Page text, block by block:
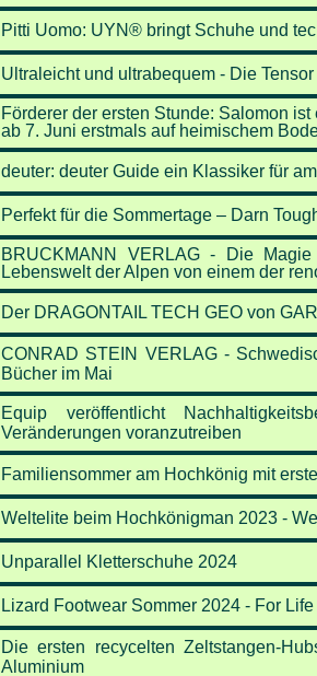
Pitti Uomo: UYN® bringt S­­­chuhe und
Ultraleicht und ultrabequem - Die
Förderer der ersten Stunde: Salomon
ab 7. Juni erstmals auf heimischem
deuter: deuter Guide ein Klassiker für
Perfekt für die Sommertage – Darn
BRUCKMANN VERLAG - Die
Lebenswelt der Alpen von einem der
Der DRAGONTAIL TECH GEO von
CONRAD STEIN VERLAG -
Bücher im Mai
Equip veröffentlicht
Veränderungen voranzutreiben
Familiensommer am Hochkönig mit
Weltelite beim Hochkönigman 2023 -
Unparallel Kletterschuhe 2024
Lizard Footwear Sommer 2024 - For
Die ersten recycelten Zeltstangen-
Aluminium